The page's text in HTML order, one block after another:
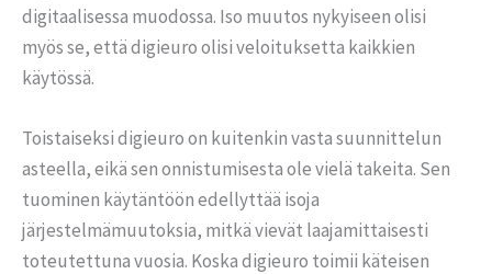
digitaalisessa muodossa. Iso muutos nykyiseen olisi
myös se, että digieuro olisi veloituksetta kaikkien
käytössä.
Toistaiseksi digieuro on kuitenkin vasta suunnittelun
asteella, eikä sen onnistumisesta ole vielä takeita. Sen
tuominen käytäntöön edellyttää isoja
järjestelmämuutoksia, mitkä vievät laajamittaisesti
toteutettuna vuosia. Koska digieuro toimii käteisen